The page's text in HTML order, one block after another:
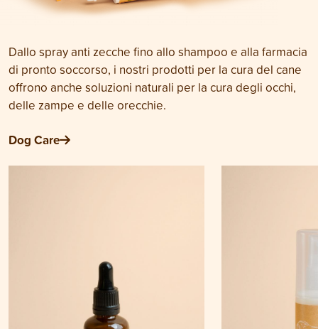
Dallo spray anti zecche fino allo shampoo e alla farmacia
di pronto soccorso, i nostri prodotti per la cura del cane
offrono anche soluzioni naturali per la cura degli occhi,
delle zampe e delle orecchie.
Dog Care